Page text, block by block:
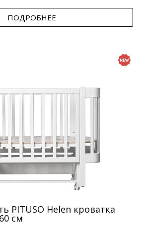
ПОДРОБНЕЕ
PITUSO Helen кроватка
см